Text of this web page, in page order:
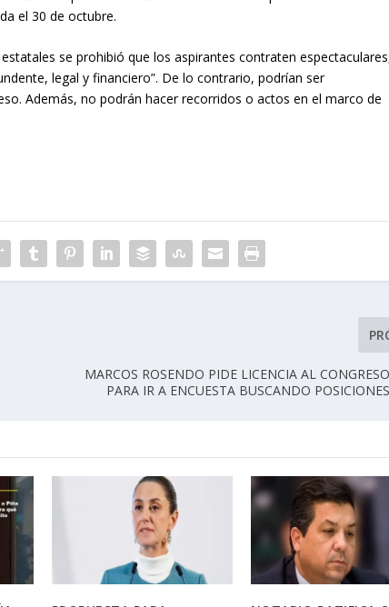
el 30 de octubre.
se prohibió que los aspirantes contraten
legal y financiero”. De lo contrario, podrían ser
Además, no podrán hacer recorridos o actos en el marco de
MARCOS ROSENDO PIDE LICENCIA AL
PARA IR A ENCUESTA BUSCANDO